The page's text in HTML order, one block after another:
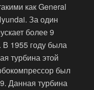
как General
За один
более 9
В 1955 году была
турбина этой
был
Данная турбина